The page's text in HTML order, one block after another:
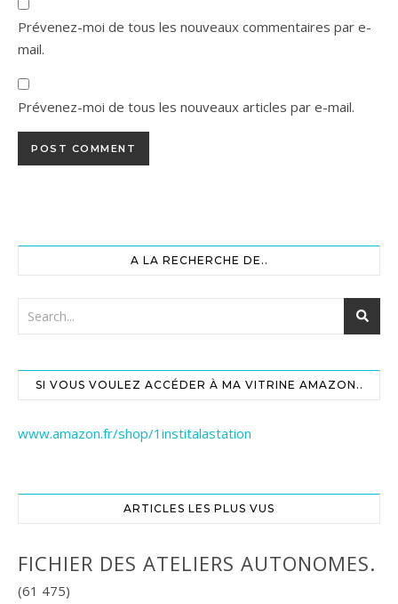
Prévenez-moi de tous les nouveaux commentaires par e-
mail.
Prévenez-moi de tous les nouveaux articles par e-mail.
A LA RECHERCHE DE..
SI VOUS VOULEZ ACCÉDER À MA VITRINE AMAZON..
www.amazon.fr/shop/1institalastation
ARTICLES LES PLUS VUS
FICHIER DES ATELIERS AUTONOMES.
(61 475)